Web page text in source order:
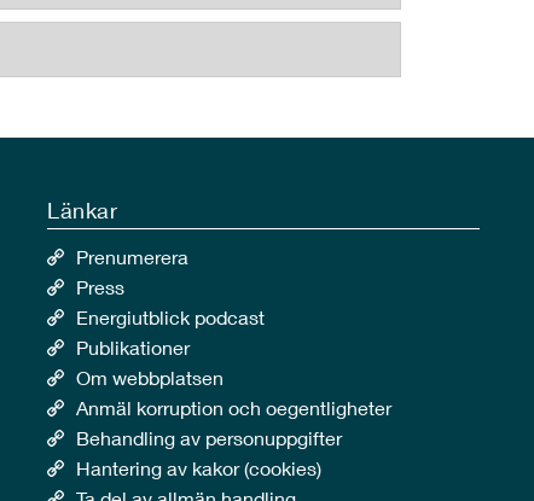
Länkar
Prenumerera
Press
Energiutblick podcast
Publikationer
Om webbplatsen
Anmäl korruption och oegentligheter
Behandling av personuppgifter
Hantering av kakor (cookies)